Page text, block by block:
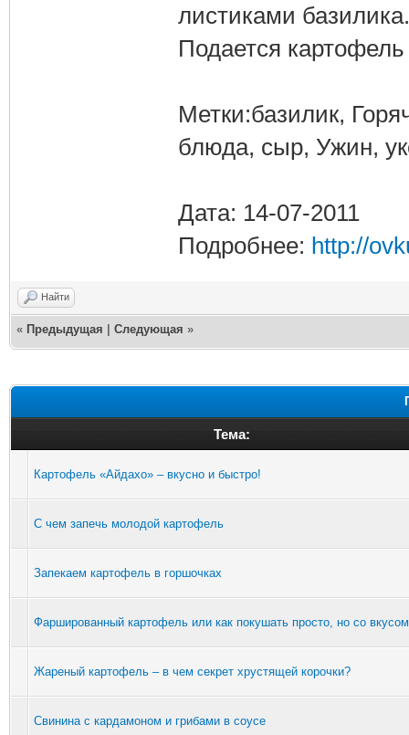
листиками базилика.
Подается
Метки:базилик,
блюда, сыр, Ужин,
Дата: 14-07-2011
Подробнее: http://
Найти
« Предыдущая Следующая »
Тема:
Картофель «Айдахо» – вкусно и быстро!
С чем запечь молодой картофель
Запекаем картофель в горшочках
Фаршированный картофель или как покушать просто, но со
Жареный картофель – в чем секрет хрустящей корочки?
Свинина с кардамоном и грибами в соусе